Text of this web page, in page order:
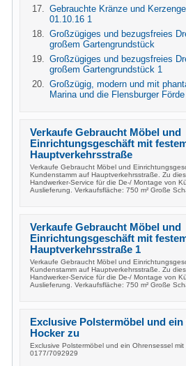
Gebrauchte Kränze und
01.10.16 1
Großzügiges und bezugsfreies
großem Gartengrundstück
Großzügiges und bezugsfreies
großem Gartengrundstück 1
Großzügig, modern und mit
Marina und die Flensburger Förde
Verkaufe Gebraucht Möbel und
Einrichtungsgeschäft mit
Hauptverkehrsstraße
Verkaufe Gebraucht Möbel und
Kundenstamm auf Hauptverkehrsstraße. Zu
Handwerker-Service für die De-/ Montage von
Auslieferung. Verkaufsfläche: 750 m² Große
Verkaufe Gebraucht Möbel und
Einrichtungsgeschäft mit
Hauptverkehrsstraße 1
Verkaufe Gebraucht Möbel und
Kundenstamm auf Hauptverkehrsstraße. Zu
Handwerker-Service für die De-/ Montage von
Auslieferung. Verkaufsfläche: 750 m² Große
Exclusive Polstermöbel und
Hocker zu
Exclusive Polstermöbel und ein Ohrensessel mit
0177/7092929